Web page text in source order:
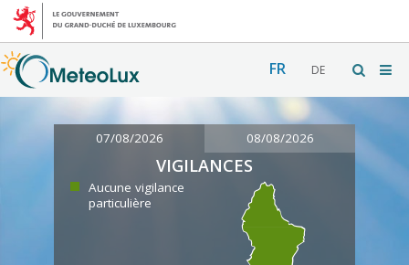
FR DE
07/08/2026 08/08/2026
VIGILANCES
Aucune vigilance
particulière